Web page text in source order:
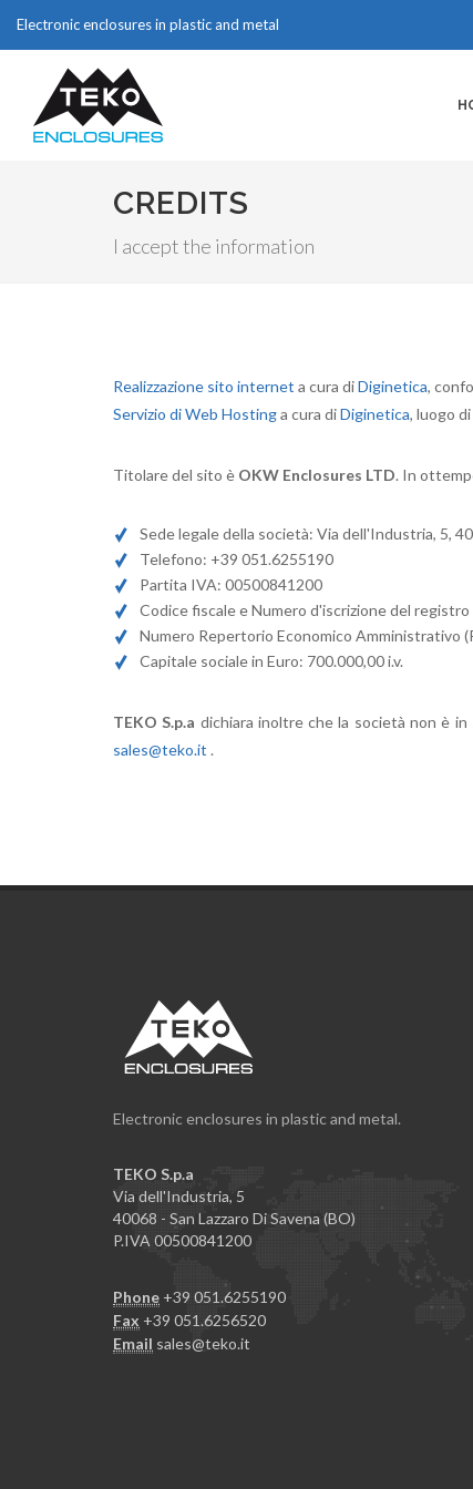
Electronic enclosures in plastic and metal
CREDITS
I accept the information
Realizzazione sito internet a cura diDiginetica,
Servizio di Web Hostinga cura diDiginetica, luogo
Titolare del sito è OKW Enclosures LTD. In
Sede legale della società: Via dell'Industria, 5,
Telefono: +39 051.6255190
Partita IVA: 00500841200
Codice fiscale e Numero d'iscrizione del
Numero Repertorio Economico Amministrativo
Capitale sociale in Euro: 700.000,00 i.v.
TEKO S.p.a dichiara inoltre che la società non è
sales@teko.it .
Electronic enclosures in plastic and metal.
TEKO S.p.a
Via dell'Industria, 5
40068 - San Lazzaro Di Savena (BO)
P.IVA 00500841200
Phone +39 051.6255190
Fax +39 051.6256520
Email sales@teko.it